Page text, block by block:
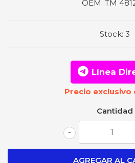
OEM: TM
Stock: 3
Línea
Precio exclusivo
Cantidad
-